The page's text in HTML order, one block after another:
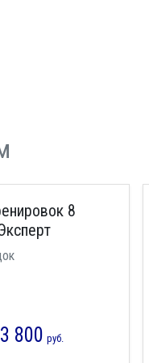
8
800 руб.